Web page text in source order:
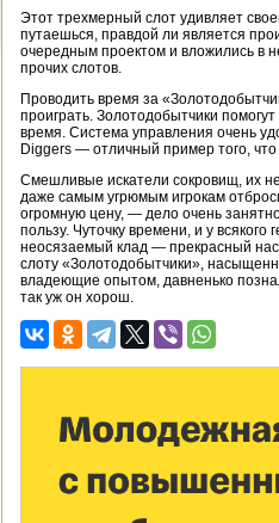
Этот трехмерный слот удивляет
путаешься, правдой ли является
очередным проектом и вложились в
прочих слотов.
Проводить время за
проиграть. Золотодобытчики
время. Система управления очень
Diggers — отличный пример того,
Смешливые искатели сокровищ, их
даже самым угрюмым игрокам
огромную цену, — дело очень
пользу. Чуточку времени, и у
неосязаемый клад — прекрасный
слоту «Золотодобытчики»,
владеющие опытом, давненько
так уж он хорош.